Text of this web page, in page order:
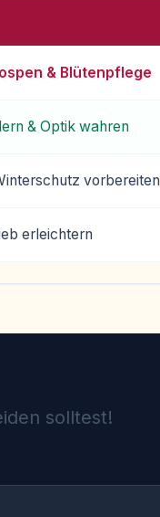
& Blütenpflege
& Optik wahren
vorbereiten
erleichtern
solltest!